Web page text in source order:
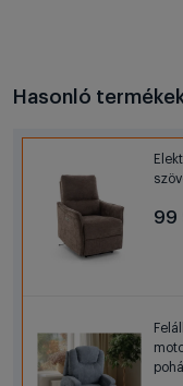
Hasonló
99